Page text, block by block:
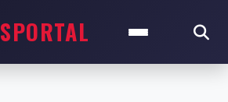
SPORTAL